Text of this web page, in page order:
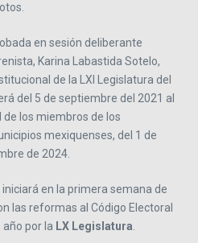
en sesión deliberante
Karina Labastida Sotelo,
de la LXI Legislatura del
del 5 de septiembre del 2021 al
los miembros de los
mexiquenses, del 1 de
de 2024.
en la primera semana de
las reformas al Código Electoral
por la LX Legislatura.